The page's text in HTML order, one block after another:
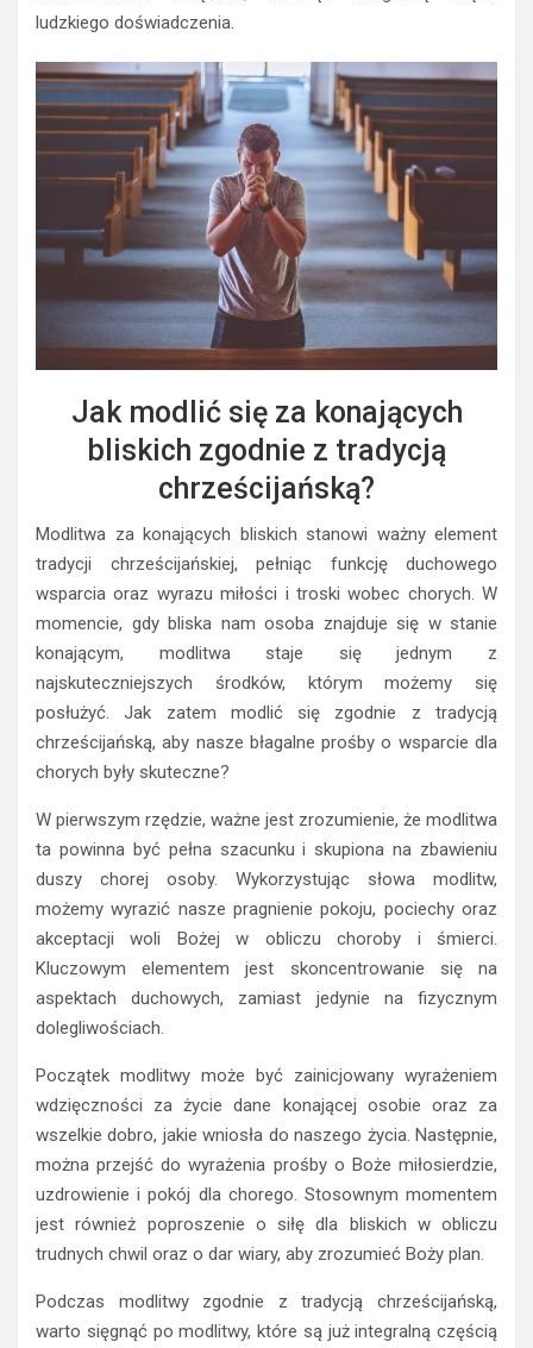
ludzkiego doświadczenia.
Jak modlić się za konających
bliskich zgodnie z tradycją
chrześcijańską?
Modlitwa za konających bliskich stanowi ważny element
tradycji chrześcijańskiej, pełniąc funkcję duchowego
wsparcia oraz wyrazu miłości i troski wobec chorych. W
momencie, gdy bliska nam osoba znajduje się w stanie
konającym, modlitwa staje się jednym z
najskuteczniejszych środków, którym możemy się
posłużyć. Jak zatem modlić się zgodnie z tradycją
chrześcijańską, aby nasze błagalne prośby o wsparcie dla
chorych były skuteczne?
W pierwszym rzędzie, ważne jest zrozumienie, że modlitwa
ta powinna być pełna szacunku i skupiona na zbawieniu
duszy chorej osoby. Wykorzystując słowa modlitw,
możemy wyrazić nasze pragnienie pokoju, pociechy oraz
akceptacji woli Bożej w obliczu choroby i śmierci.
Kluczowym elementem jest skoncentrowanie się na
aspektach duchowych, zamiast jedynie na fizycznym
dolegliwościach.
Początek modlitwy może być zainicjowany wyrażeniem
wdzięczności za życie dane konającej osobie oraz za
wszelkie dobro, jakie wniosła do naszego życia. Następnie,
można przejść do wyrażenia prośby o Boże miłosierdzie,
uzdrowienie i pokój dla chorego. Stosownym momentem
jest również poproszenie o siłę dla bliskich w obliczu
trudnych chwil oraz o dar wiary, aby zrozumieć Boży plan.
Podczas modlitwy zgodnie z tradycją chrześcijańską,
warto sięgnąć po modlitwy, które są już integralną częścią